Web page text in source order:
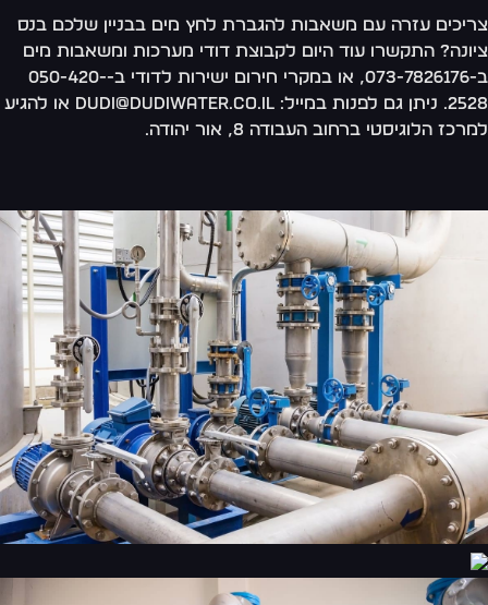
עזרה עם משאבות להגברת לחץ מים בבניין שלכם בנס
התקשרו עוד היום לקבוצת דודי מערכות ומשאבות מים
ב-073-7826176, או במקרי חירום ישירות לדודי ב-050-420-
2528. ניתן גם לפנות במייל: dudi@dudiwater.co.il או להגיע
הלוגיסטי ברחוב העבודה 8, אור יהודה.